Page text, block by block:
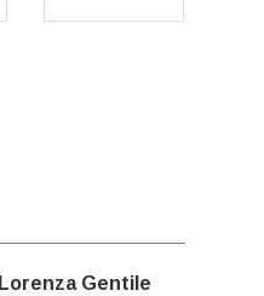
Lorenza Gentile